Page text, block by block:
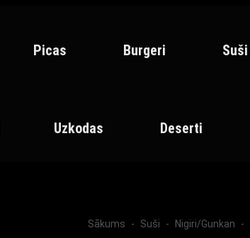
Picas Burgeri Suši
Uzkodas Deserti
Sākums Suši Nigiri/Gunkan